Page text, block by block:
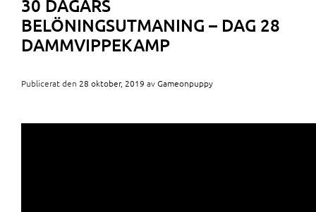
30 DAGARS
BELÖNINGSUTMANING – DAG 28
DAMMVIPPEKAMP
Publicerat den 28 oktober, 2019 avGameonpuppy